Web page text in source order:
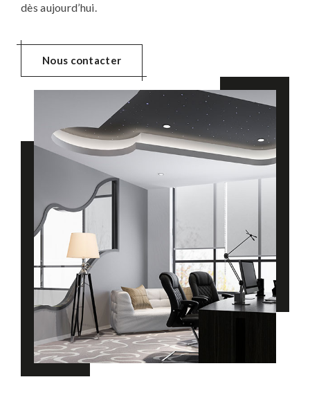
dès aujourd’hui.
Nous contacter